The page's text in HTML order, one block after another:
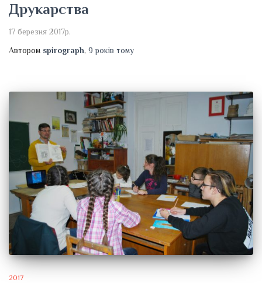
Друкарства
17 березня 2017р.
Автором spirograph, 9 років тому
2017